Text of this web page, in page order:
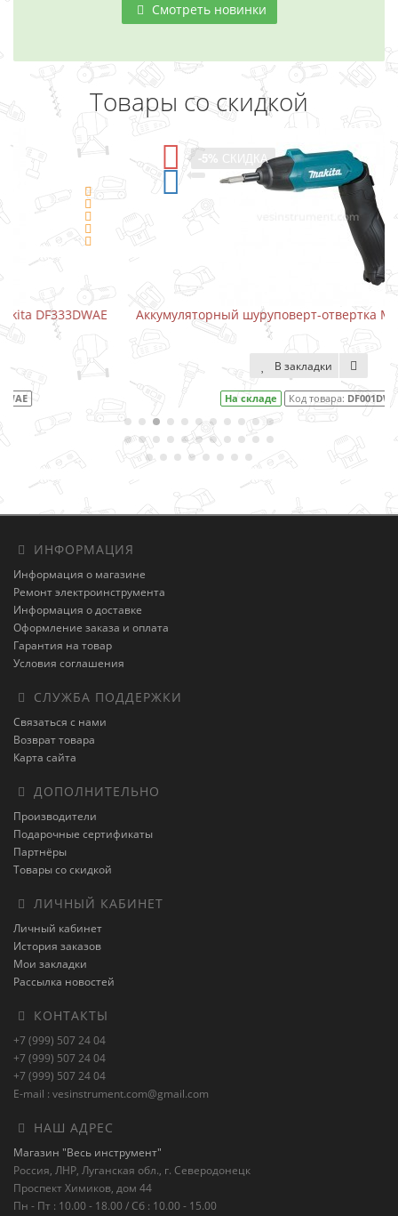
Смотреть новинки
Товары со скидкой
-5% СКИДКА
Аккумуляторный шуруповерт-отвертка Makita DF001DW
В закладки
На складе Код товара:DF001DW
ИНФОРМАЦИЯ
Информация о магазине
Ремонт электроинструмента
Информация о доставке
Оформление заказа и оплата
Гарантия на товар
Условия соглашения
СЛУЖБА ПОДДЕРЖКИ
Связаться с нами
Возврат товара
Карта сайта
ДОПОЛНИТЕЛЬНО
Производители
Подарочные сертификаты
Партнёры
Товары со скидкой
ЛИЧНЫЙ КАБИНЕТ
Личный кабинет
История заказов
Мои закладки
Рассылка новостей
КОНТАКТЫ
+7 (999) 507 24 04
+7 (999) 507 24 04
+7 (999) 507 24 04
E-mail : vesinstrument.com@gmail.com
НАШ АДРЕС
Магазин "Весь инструмент"
Россия, ЛНР, Луганская обл., г. Северодонецк
Проспект Химиков, дом 44
Пн - Пт : 10.00 - 18.00 / Сб : 10.00 - 15.00